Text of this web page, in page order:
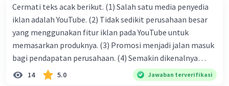
perubahan dalam kehidupan manusia. Dengan
adanya internet, manusia dapat mengakses
informasi dari seluruh dunia dengan mudah dan
cepat. Selain itu, teknologi informasi juga telah
memungkinkan terciptanya berbagai aplikasi
dan perangkat lunak yang dapat membantu
manusia dalam berbagai aspek kehidupan,
Cermati teks acak berikut. (1) Salah satu media penyedia
iklan adalah YouTube. (2) Tidak sedikit perusahaan besar
yang menggunakan fitur iklan pada YouTube untuk
memasarkan produknya. (3) Promosi menjadi jalan masuk
bagi pendapatan perusahaan. (4) Semakin dikenalnya
suatu produk oleh konsumen, semakin besar pula peluang
14 5.0 Jawaban terverifikasi